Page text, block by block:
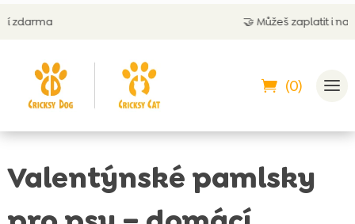
Můžeš zaplatit i na dobírku
(0)
Valentýnské pamlsky